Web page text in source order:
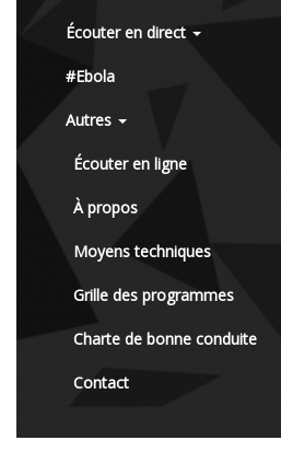
Écouter en direct
#Ebola
Autres
Écouter en ligne
À propos
Moyens techniques
Grille des programmes
Charte de bonne conduite
Contact